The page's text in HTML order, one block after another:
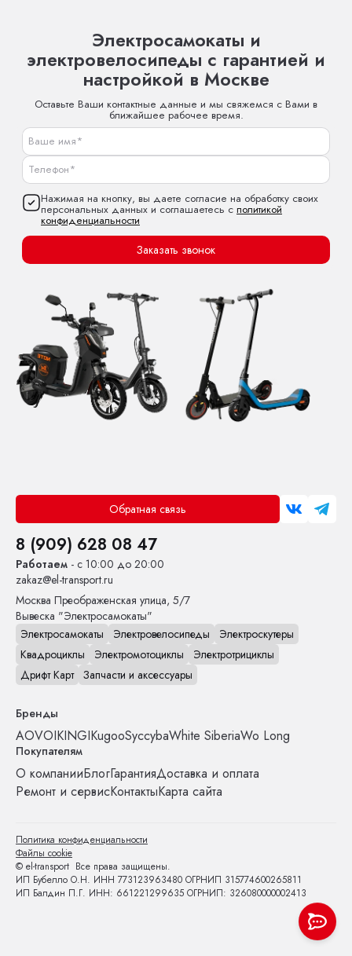
Электросамокаты и
электровелосипеды с гарантией и
настройкой в Москве
Оставьте Ваши контактные данные и мы свяжемся с Вами в
ближайшее рабочее время.
Нажимая на кнопку, вы даете согласие на обработку своих
персональных данных и соглашаетесь с политикой
конфиденциальности
Заказать звонок
Обратная связь
8 (909) 628 08 47
Работаем - с 10:00 до 20:00
zakaz@el-transport.ru
Москва Преображенская улица, 5/7
Вывеска "Электросамокаты"
Электросамокаты
Электровелосипеды
Электроскутеры
Квадроциклы
Электромотоциклы
Электротрициклы
Дрифт Карт Запчасти и аксессуары
Бренды
AOVOIKINGIKugooSyccybaWhite SiberiaWo Long
Покупателям
О компанииБлогГарантияДоставка и оплата
Ремонт и сервисКонтактыКарта сайта
© el-transport Все права защищены.
ИП Бубелло О.Н. ИНН 773123963480 ОГРНИП 315774600265811
ИП Балдин П.Г. ИНН: 661221299635 ОГРНИП: 326080000002413
Политика конфиденциальности
Файлы cookie